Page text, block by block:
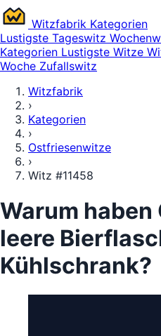
Witzfabrik Kategorien
Lustigste Tageswitz
Kategorien Lustigste Witze
Woche Zufallswitz
Witzfabrik
›
Kategorien
›
Ostfriesenwitze
›
Witz #11458
Warum
leere
Kühlschrank?